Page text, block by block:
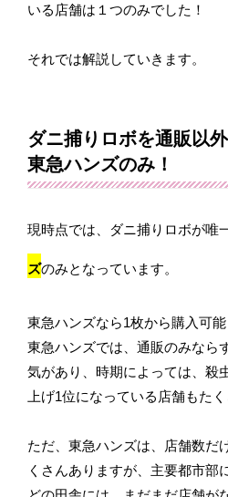
いる店舗は１つのみでした！
それでは解説していきます。
ダニ捕りロボを通販以
東急ハンズのみ！
現時点では、ダニ捕りロボが唯
ズのみとなっています。
東急ハンズなら1枚から購入可能
東急ハンズでは、通販のみなら
気があり、時期によっては、殺
上げ1位になっている店舗もたく
ただ、東急ハンズは、店舗数だ
くさんありますが、主要都市部